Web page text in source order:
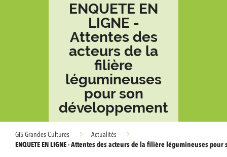
ENQUETE EN
LIGNE -
Attentes des
acteurs de la
filière
légumineuses
pour son
développement
GIS Grandes Cultures
Actualités
ENQUETE EN LIGNE - Attentes des acteurs de la filière légumineuses